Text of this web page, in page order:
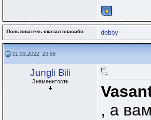
Пользователь сказал cпасибо: debby
31.03.2022, 23:58
Jungli Bili
Знаменитость
, а